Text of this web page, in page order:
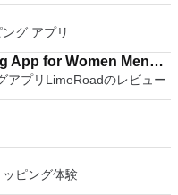
グ アプリ
App for Women Men
アプリLimeRoadのレビュー
ピング体験